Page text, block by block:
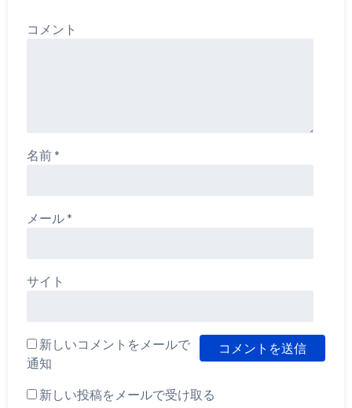
コメント
名前*
メール*
サイト
新しいコメントをメールで
通知
新しい投稿をメールで受け取る